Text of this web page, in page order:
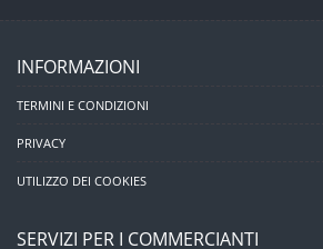
INFORMAZIONI
TERMINI E CONDIZIONI
PRIVACY
UTILIZZO DEI COOKIES
SERVIZI PER I COMMERCIANTI